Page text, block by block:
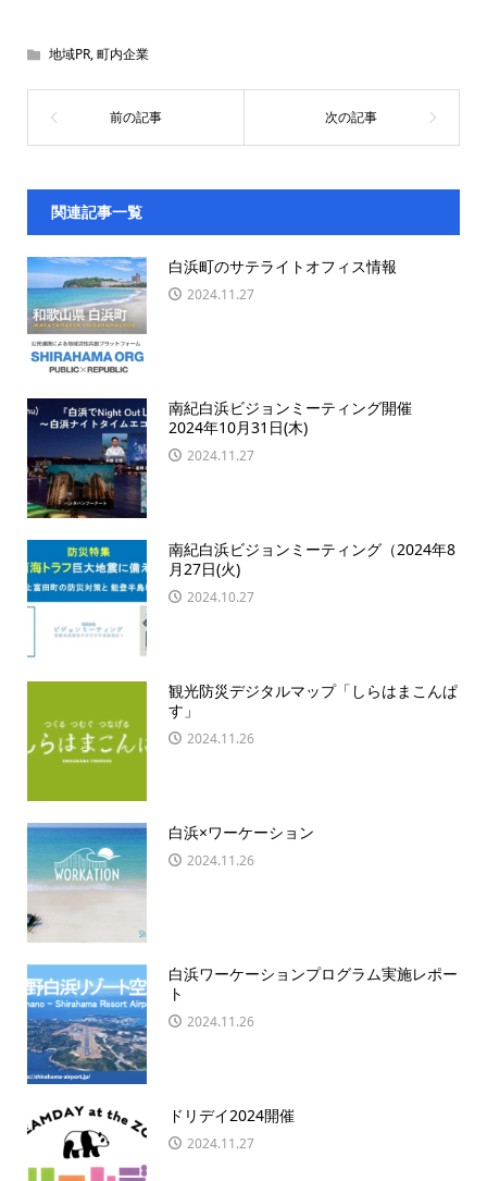
地域PR,町内企業
関連記事一覧
白浜町のサテライトオフィス情報
2024.11.27
南紀白浜ビジョンミーティング開催
2024年10月31日(木)
2024.11.27
南紀白浜ビジョンミーティング（2024年8
月27日(火)
2024.10.27
観光防災デジタルマップ「しらはまこんぱ
す」
2024.11.26
白浜×ワーケーション
2024.11.26
白浜ワーケーションプログラム実施レポー
ト
2024.11.26
ドリデイ2024開催
2024.11.27